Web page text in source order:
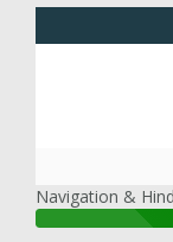
Navigation &